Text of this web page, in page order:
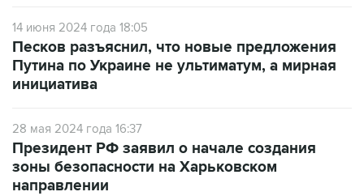
14 июня 2024 года 18:05
Песков разъяснил, что новые предложения
Путина по Украине не ультиматум, а мирная
инициатива
28 мая 2024 года 16:37
Президент РФ заявил о начале создания
зоны безопасности на Харьковском
направлении